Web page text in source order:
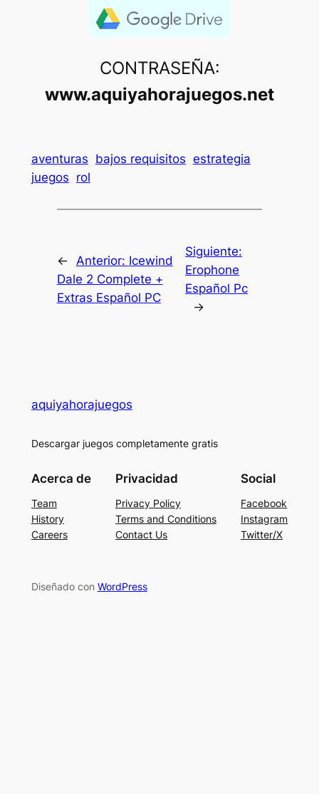
CONTRASEÑA:
www.aquiyahorajuegos.net
aventuras bajos requisitos estrategia
juegos rol
← Anterior: Icewind
Dale 2 Complete +
Extras Español PC
Siguiente:
Erophone
Español Pc
→
aquiyahorajuegos
Descargar juegos completamente gratis
Acerca de
Team
History
Careers
Privacidad
Privacy Policy
Terms and Conditions
Contact Us
Social
Facebook
Instagram
Twitter/X
Diseñado con WordPress